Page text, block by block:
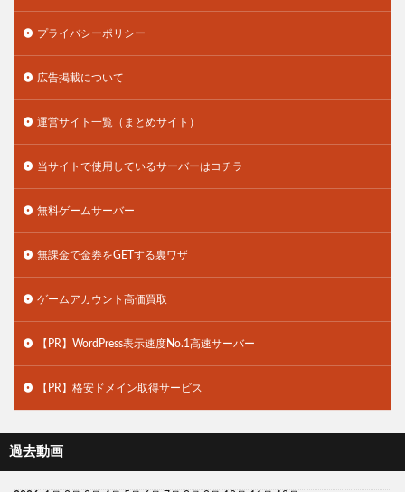
プライバシーポリシー
広告掲載について
運営サイト一覧（まとめサイト）
当サイトで使用しているサーバーはコチラ
無料ゲームサーバー
無課金で金券をGETする裏ワザ
ゲームアカウント高価買取
【PR】WordPress表示速度No.1高速サーバー
【PR】格安ドメイン取得サービス
過去動画